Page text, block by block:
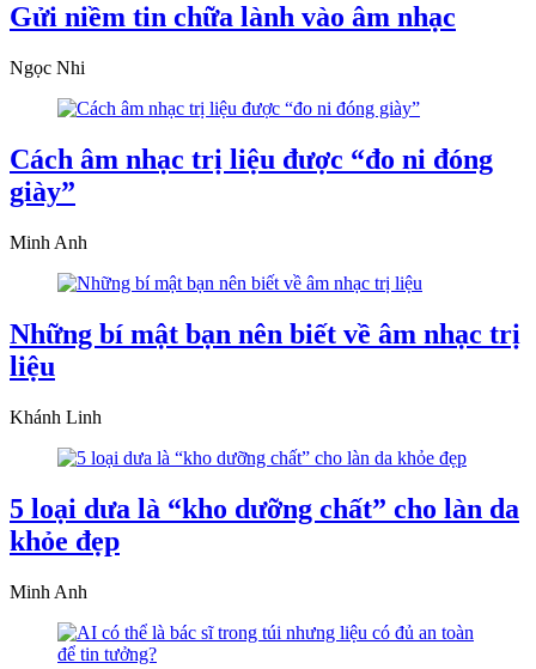
Gửi niềm tin chữa lành vào âm nhạc
Ngọc Nhi
Cách âm nhạc trị liệu được “đo ni đóng
giày”
Minh Anh
Những bí mật bạn nên biết về âm nhạc trị
liệu
Khánh Linh
5 loại dưa là “kho dưỡng chất” cho làn da
khỏe đẹp
Minh Anh